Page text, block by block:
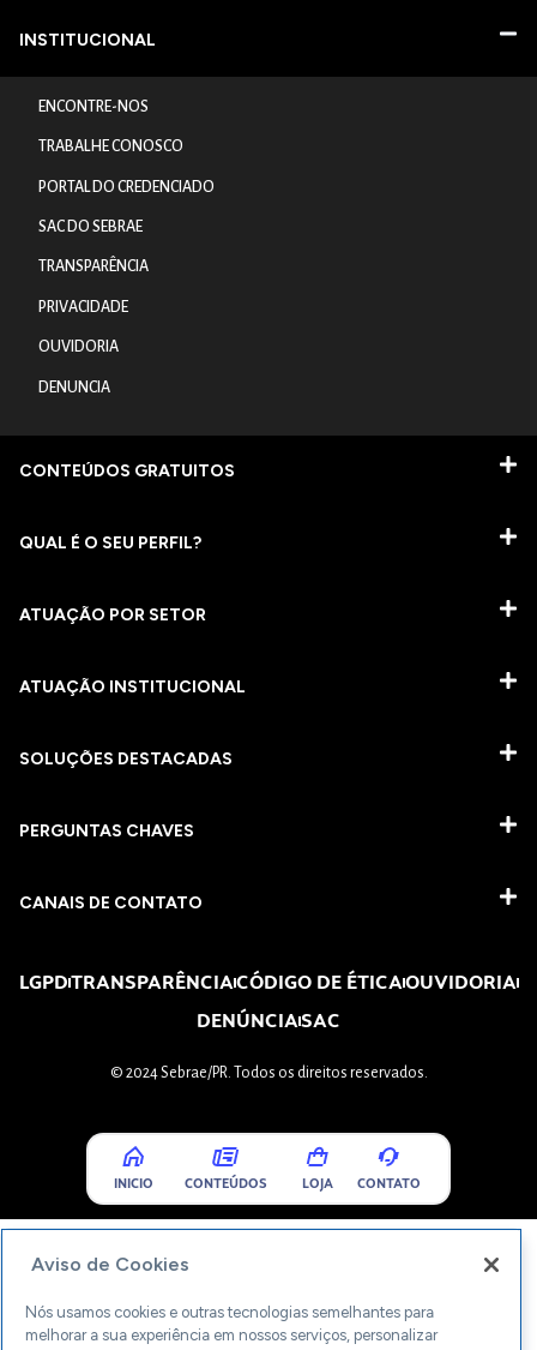
INSTITUCIONAL
ENCONTRE-NOS
TRABALHE CONOSCO
PORTAL DO CREDENCIADO
SAC DO SEBRAE
TRANSPARÊNCIA
PRIVACIDADE
OUVIDORIA
DENUNCIA
CONTEÚDOS GRATUITOS
QUAL É O SEU PERFIL?
ATUAÇÃO POR SETOR
ATUAÇÃO INSTITUCIONAL
SOLUÇÕES DESTACADAS
PERGUNTAS CHAVES​
CANAIS DE CONTATO
LGPDTRANSPARÊNCIACÓDIGO DE ÉTICAOUVIDORIA
DENÚNCIASAC
© 2024 Sebrae/PR. Todos os direitos reservados.
INICIO CONTEÚDOS LOJA CONTATO
Aviso de Cookies
Nós usamos cookies e outras tecnologias semelhantes para
melhorar a sua experiência em nossos serviços, personalizar